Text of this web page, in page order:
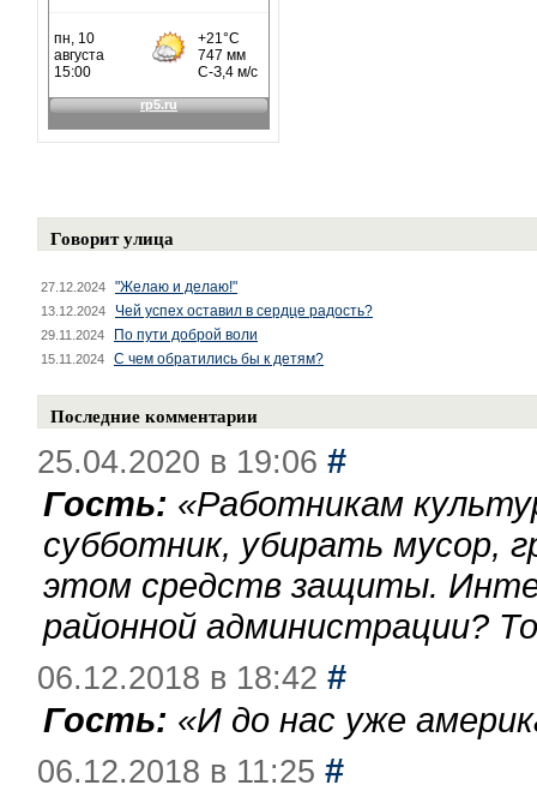
Говорит улица
27.12.2024 "Желаю и делаю!"
13.12.2024 Чей успех оставил в сердце радость?
29.11.2024 По пути доброй воли
15.11.2024 С чем обратились бы к детям?
Последние комментарии
25.04.2020 в 19:06 #
Гость: «Работникам
субботник, убирать мусор,
этом средств защиты.
районной администрации?
06.12.2018 в 18:42 #
Гость: «И до нас уже
06.12.2018 в 11:25 #